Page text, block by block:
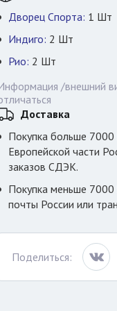
Дворец Спорта: 1 Шт
Индиго: 2 Шт
Рио: 2 Шт
/внешний
Доставка
Покупка больше
Европейской части
заказов СДЭК.
Покупка меньше
почты России или
Поделиться: